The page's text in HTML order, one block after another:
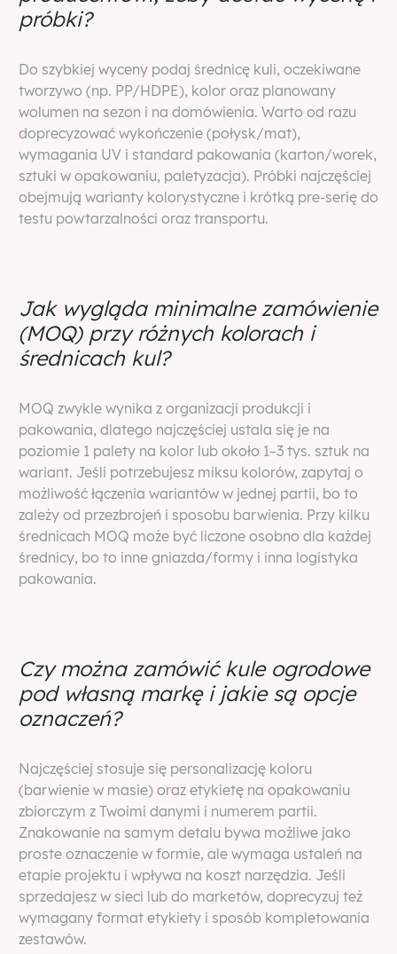
próbki?
Do szybkiej wyceny podaj średnicę kuli, oczekiwane
tworzywo (np. PP/HDPE), kolor oraz planowany
wolumen na sezon i na domówienia. Warto od razu
doprecyzować wykończenie (połysk/mat),
wymagania UV i standard pakowania (karton/worek,
sztuki w opakowaniu, paletyzacja). Próbki najczęściej
obejmują warianty kolorystyczne i krótką pre-serię do
testu powtarzalności oraz transportu.
Jak wygląda minimalne zamówienie
(MOQ) przy różnych kolorach i
średnicach kul?
MOQ zwykle wynika z organizacji produkcji i
pakowania, dlatego najczęściej ustala się je na
poziomie 1 palety na kolor lub około 1–3 tys. sztuk na
wariant. Jeśli potrzebujesz miksu kolorów, zapytaj o
możliwość łączenia wariantów w jednej partii, bo to
zależy od przezbrojeń i sposobu barwienia. Przy kilku
średnicach MOQ może być liczone osobno dla każdej
średnicy, bo to inne gniazda/formy i inna logistyka
pakowania.
Czy można zamówić kule ogrodowe
pod własną markę i jakie są opcje
oznaczeń?
Najczęściej stosuje się personalizację koloru
(barwienie w masie) oraz etykietę na opakowaniu
zbiorczym z Twoimi danymi i numerem partii.
Znakowanie na samym detalu bywa możliwe jako
proste oznaczenie w formie, ale wymaga ustaleń na
etapie projektu i wpływa na koszt narzędzia. Jeśli
sprzedajesz w sieci lub do marketów, doprecyzuj też
wymagany format etykiety i sposób kompletowania
zestawów.